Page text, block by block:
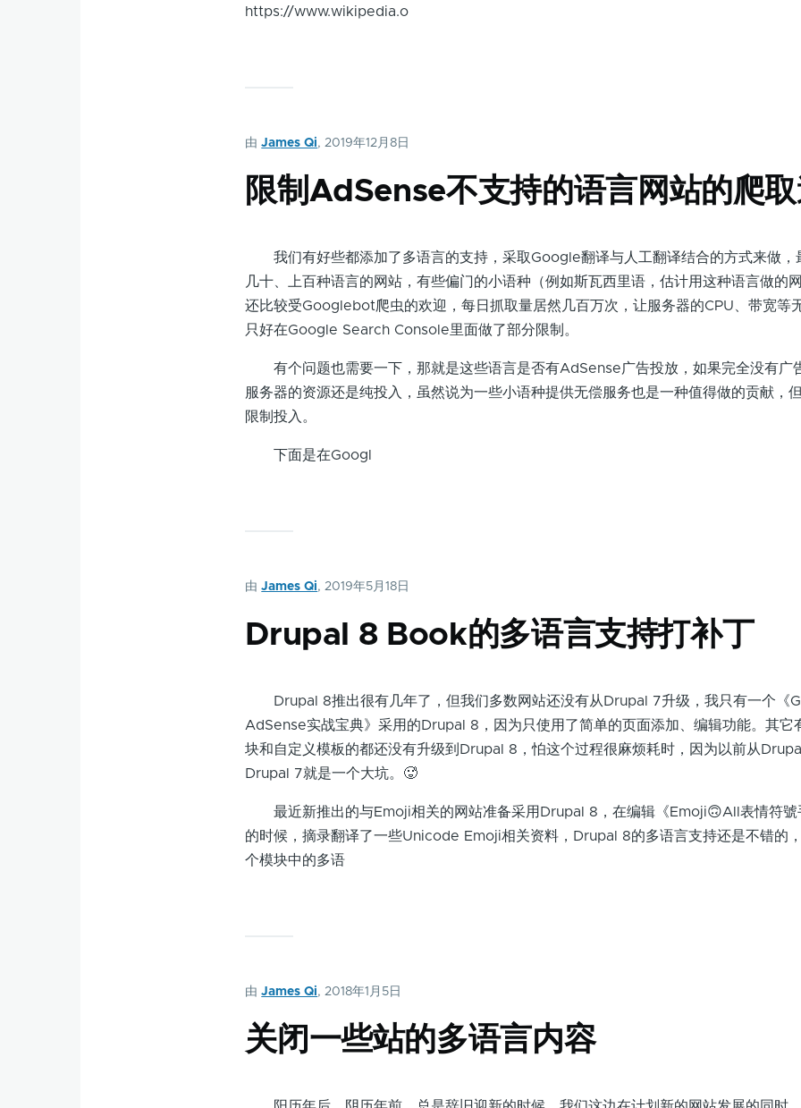
https://www.wikipedia.o
由James Qi, 2019年12月8日
限制AdSense不支持的语言网站的爬
我们有好些都添加了多语言的支持，采取Google翻译与人工翻译结合的方式来做，
几十、上百种语言的网站，有些偏门的小语种（例如斯瓦西里语，估计用这种语言做的网
还比较受Googlebot爬虫的欢迎，每日抓取量居然几百万次，让服务器的CPU、带宽等
只好在Google Search Console里面做了部分限制。
有个问题也需要一下，那就是这些语言是否有AdSense广告投放，如果完全没有广
服务器的资源还是纯投入，虽然说为一些小语种提供无偿服务也是一种值得做的贡献，
限制投入。
下面是在Googl
由James Qi, 2019年5月18日
Drupal 8 Book的多语言支持打补丁
Drupal 8推出很有几年了，但我们多数网站还没有从Drupal 7升级，我只有一个《
AdSense实战宝典》采用的Drupal 8，因为只使用了简单的页面添加、编辑功能。其它
块和自定义模板的都还没有升级到Drupal 8，怕这个过程很麻烦耗时，因为以前从
Drupal 7就是一个大坑。🥵
最近新推出的与Emoji相关的网站准备采用Drupal 8，在编辑《Emoji🙃All表情符號
的时候，摘录翻译了一些Unicode Emoji相关资料，Drupal 8的多语言支持还是不错的
个模块中的多语
由James Qi, 2018年1月5日
关闭一些站的多语言内容